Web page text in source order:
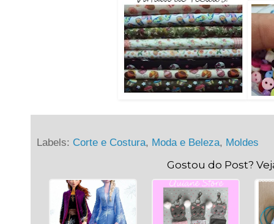
Labels: Corte e Costura, Moda e Beleza, Moldes
Gostou do Post?